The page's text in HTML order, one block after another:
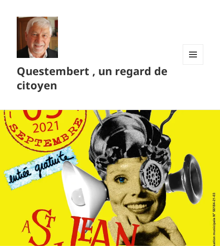
Questembert , un regard de
citoyen